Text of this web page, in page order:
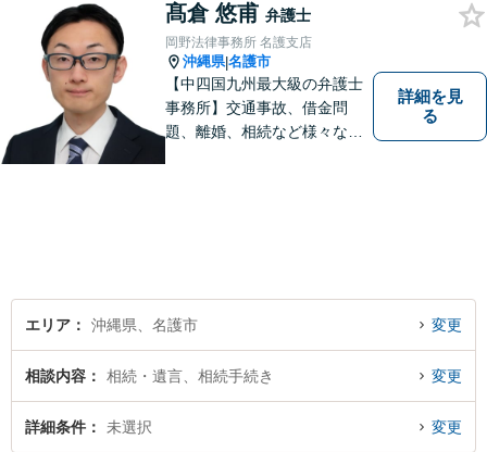
談にも親身に寄り添い、あな
たの未来を全力でサポートい
たします【沖縄北部エリア・
名護市】
髙倉 悠甫 弁護士
岡野法律事務所 名護支店
沖縄県|名護市
【中四国九州最大級の弁護士
事務所】交通事故、借金問
題、離婚、相続など様々な問
詳細を見
る
エリア 沖縄県、名護市 変更
相談内容 相続・遺言、相続手続き 変更
詳細条件 未選択 変更